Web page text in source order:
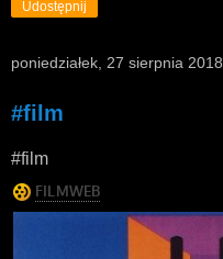
Udostępnij
poniedziałek, 27 sierpnia 2018
#film
#film